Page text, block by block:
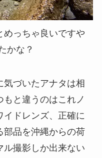
めっちゃ良いですや
かな？
気づいたアナタは相
と違うのはこれノ
イドレンズ、正確に
部品を沖縄からの荷
ル撮影しか出来ない